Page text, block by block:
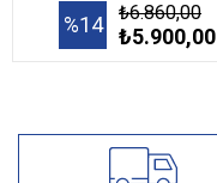
%14 ₺6.860,00
₺5.900,00